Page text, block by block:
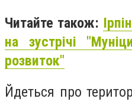
Читайте також:
на зустрічі
розвиток"
Йдеться про